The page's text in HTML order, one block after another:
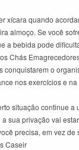
xícara quando
almoço. Se você
a bebida pode
Chás
conquistarem o
nos exercícios e na
situação continue a
sua privação vai
precisa, em vez de
Caseir